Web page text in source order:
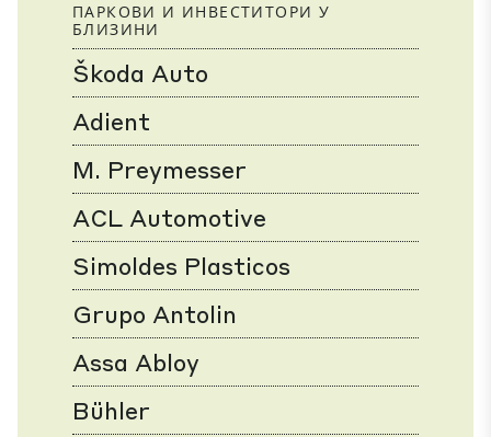
ПАРКОВИ И ИНВЕСТИТОРИ У
БЛИЗИНИ
Škoda Auto
Adient
M. Preymesser
ACL Automotive
Simoldes Plasticos
Grupo Antolin
Assa Abloy
Bühler